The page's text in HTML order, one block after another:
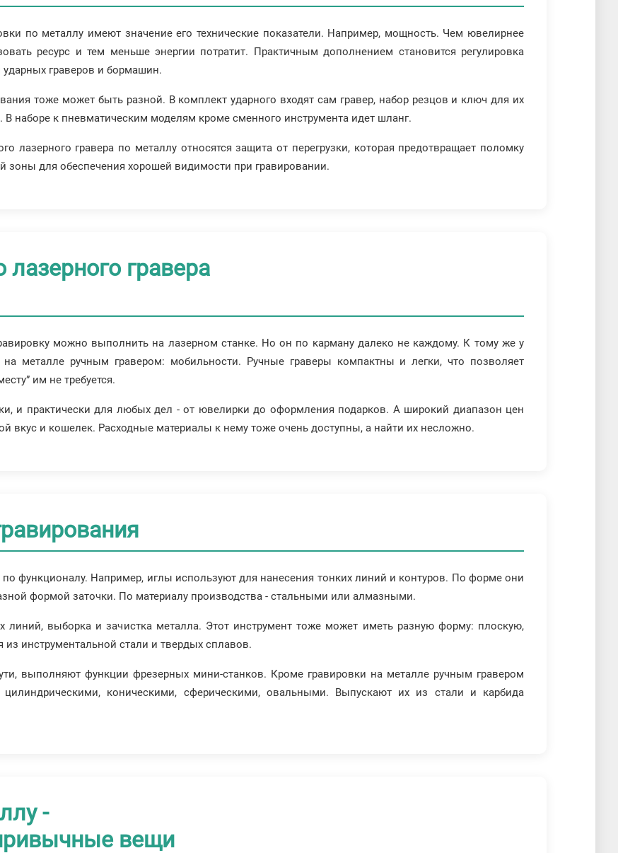
по металлу имеют значение его технические показатели. Например, мощность. Чем ювелирнее
ресурс и тем меньше энергии потратит. Практичным дополнением становится регулировка
ударных граверов и бормашин.
тоже может быть разной. В комплект ударного входят сам гравер, набор резцов и ключ для их
наборе к пневматическим моделям кроме сменного инструмента идет шланг.
гравера по металлу относятся защита от перегрузки, которая предотвращает поломку
зоны для обеспечения хорошей видимости при гравировании.
гравера
можно выполнить на лазерном станке. Но он по карману далеко не каждому. К тому же у
на металле ручным гравером: мобильности. Ручные граверы компактны и легки, что позволяет
им не требуется.
и практически для любых дел - от ювелирки до оформления подарков. А широкий диапазон цен
вкус и кошелек. Расходные материалы к нему тоже очень доступны, а найти их несложно.
функционалу. Например, иглы используют для нанесения тонких линий и контуров. По форме они
формой заточки. По материалу производства - стальными или алмазными.
линий, выборка и зачистка металла. Этот инструмент тоже может иметь разную форму: плоскую,
инструментальной стали и твердых сплавов.
выполняют функции фрезерных мини-станков. Кроме гравировки на металле ручным гравером
коническими, сферическими, овальными. Выпускают их из стали и карбида
-
вещи